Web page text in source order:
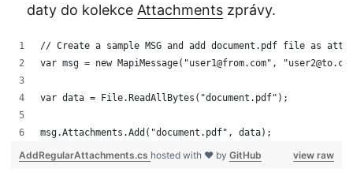
daty do kolekce Attachments zprávy.
// Create a sample MSG and add document.pdf file as
var msg = new MapiMessage("user1@from.com",
var data = File.ReadAllBytes("document.pdf");
msg.Attachments.Add("document.pdf", data);
view raw
AddRegularAttachments.cs hosted with ❤ by GitHub